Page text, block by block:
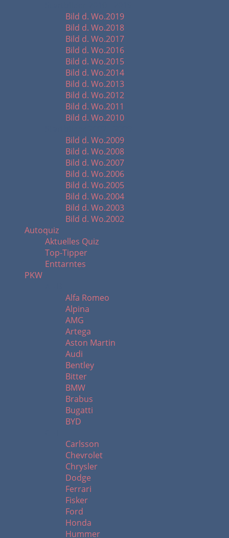
Bild d. Wo.2019
Bild d. Wo.2018
Bild d. Wo.2017
Bild d. Wo.2016
Bild d. Wo.2015
Bild d. Wo.2014
Bild d. Wo.2013
Bild d. Wo.2012
Bild d. Wo.2011
Bild d. Wo.2010
Bild d. Wo.2009
Bild d. Wo.2008
Bild d. Wo.2007
Bild d. Wo.2006
Bild d. Wo.2005
Bild d. Wo.2004
Bild d. Wo.2003
Bild d. Wo.2002
Autoquiz
Aktuelles Quiz
Top-Tipper
Enttarntes
PKW
Alfa Romeo
Alpina
AMG
Artega
Aston Martin
Audi
Bentley
Bitter
BMW
Brabus
Bugatti
BYD
Carlsson
Chevrolet
Chrysler
Dodge
Ferrari
Fisker
Ford
Honda
Hummer